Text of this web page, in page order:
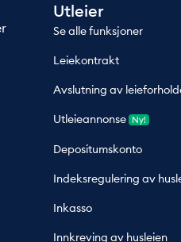
Utleier
Se alle funksjoner
Leiekontrakt
Avslutning av
Utleieannonse Ny!
Depositumskonto
Indeksregulering av
Inkasso
Innkreving av husleien